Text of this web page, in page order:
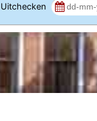
Uitchecken